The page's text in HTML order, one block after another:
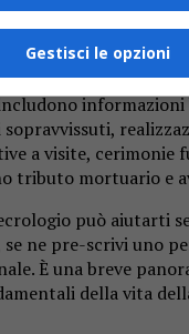
annuncio della morte
su un giornale o
a visite, cerimonie
tributo mortuario e
può aiutarti
ne pre-scrivi uno
È una breve
della vita
Gestisci le opzioni